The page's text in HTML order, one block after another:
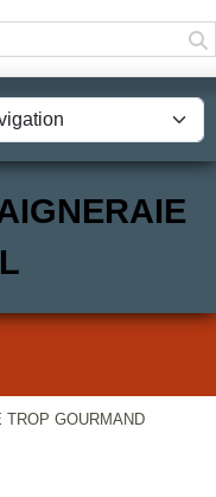
TROP GOURMAND